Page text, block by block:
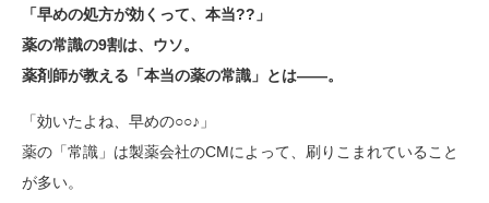
「早めの処方が効くって、本当??」
薬の常識の9割は、ウソ。
薬剤師が教える「本当の薬の常識」とは――。
「効いたよね、早めの○○♪」
薬の「常識」は製薬会社のCMによって、刷りこまれていること
が多い。